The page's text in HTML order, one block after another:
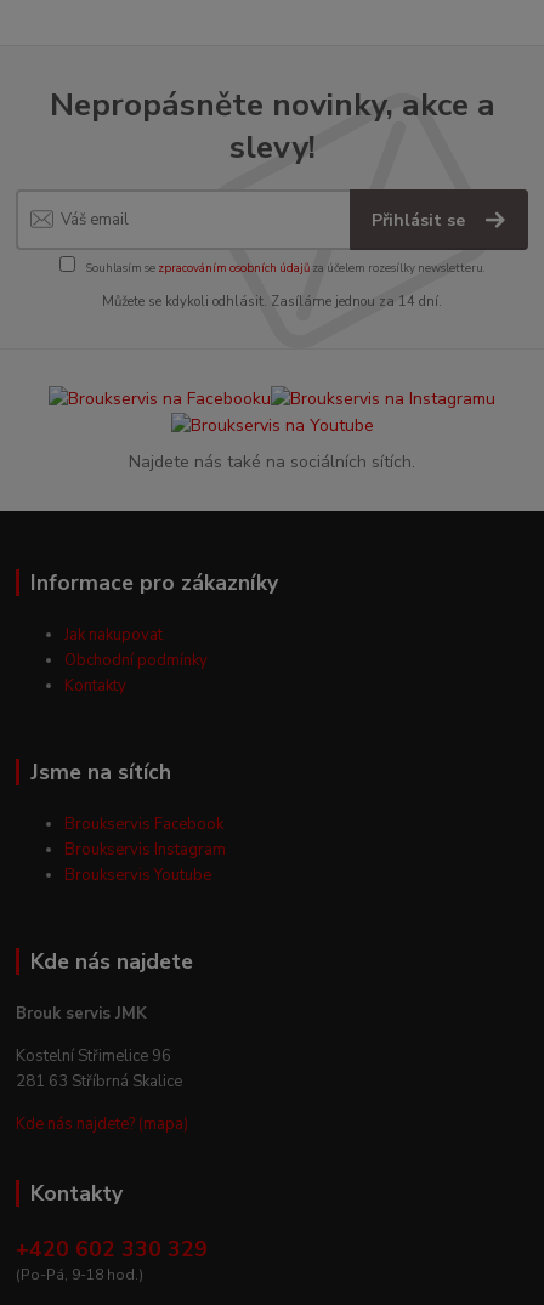
Nepropásněte novinky, akce a
slevy!
Přihlásit se
Souhlasím se zpracováním osobních údajůza účelem rozesílky newsletteru.
Můžete se kdykoli odhlásit. Zasíláme jednou za 14 dní.
Najdete nás také na sociálních sítích.
Informace pro zákazníky
Jak nakupovat
Obchodní podmínky
Kontakty
Jsme na sítích
Broukservis Facebook
Broukservis Instagram
Broukservis Youtube
Kde nás najdete
Brouk servis JMK
Kostelní Střimelice 96
281 63 Stříbrná Skalice
Kde nás najdete? (mapa)
Kontakty
+420 602 330 329
(Po-Pá, 9-18 hod.)